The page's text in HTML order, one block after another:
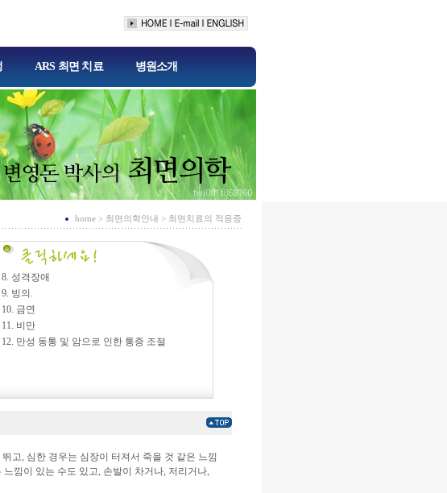
ARS 최면 치료 병원소개
home > 최면의학안내 > 최면치료의 적응증
8. 성격장애
9. 빙의.
10. 금연
11. 비만
12. 만성 동통 및 암으로 인한 통증 조절
고, 심한 경우는 심장이 터져서 죽을 것 같은 느낌
낌이 있는 수도 있고, 손발이 차거나, 저리거나,